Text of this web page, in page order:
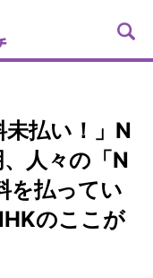
未払い！」N
人々の「N
を払ってい
のここが